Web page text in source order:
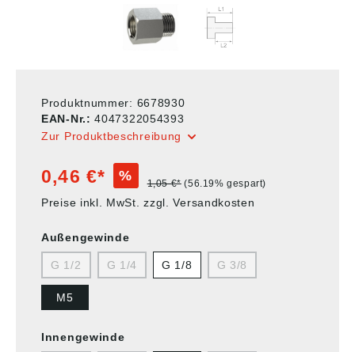
Produktnummer: 6678930
EAN-Nr.:4047322054393
Zur Produktbeschreibung
0,46 €* % 1,05 €* (56.19% gespart)
Preise inkl. MwSt. zzgl. Versandkosten
Außengewinde
G 1/2 G 1/4 G 1/8 G 3/8
M5
Innengewinde